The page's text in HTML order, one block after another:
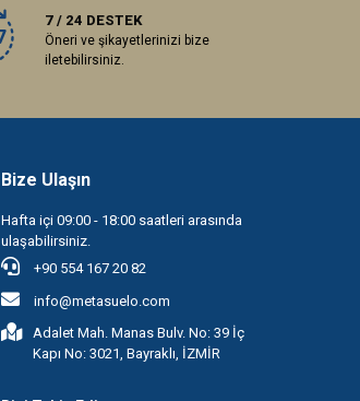
7 / 24 DESTEK
Öneri ve şikayetlerinizi bize
iletebilirsiniz.
Bize Ulaşın
Hafta içi 09:00 - 18:00 saatleri arasında
ulaşabilirsiniz.
+90 554 167 20 82
info@metasuelo.com
Adalet Mah. Manas Bulv. No: 39 İç
Kapı No: 3021, Bayraklı, İZMİR